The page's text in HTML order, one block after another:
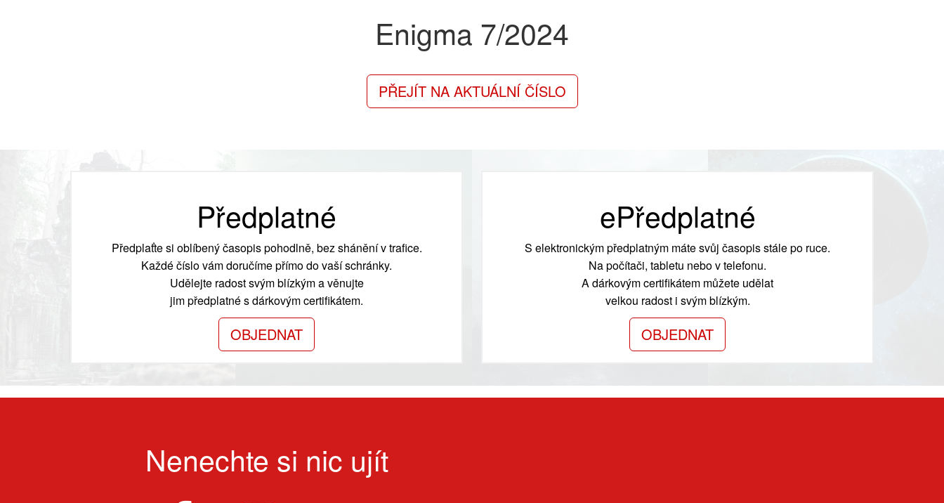
Enigma 7/2024
PŘEJÍT NA AKTUÁLNÍ ČÍSLO
Předplatné
Předplaťte si oblíbený časopis pohodlně, bez shánění v trafice.
Každé číslo vám doručíme přímo do vaší schránky.
Udělejte radost svým blízkým a věnujte
jim předplatné s dárkovým certifikátem.
OBJEDNAT
ePředplatné
S elektronickým předplatným máte svůj časopis stále po ruce.
Na počítači, tabletu nebo v telefonu.
A dárkovým certifikátem můžete udělat
velkou radost i svým blízkým.
OBJEDNAT
Nenechte si nic ujít